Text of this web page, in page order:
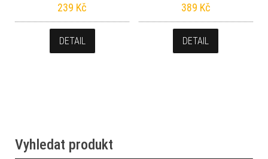
239 Kč
DETAIL
389 Kč
DETAIL
Vyhledat produkt